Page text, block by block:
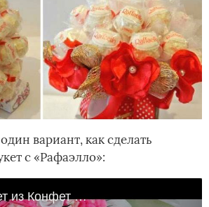
вариант, как сделать
с «Рафаэлло»:
💐 "Розы" - Букет из Конфет "Рафаэлло" / 💐 Bouquet of sweets "Raffaello" /